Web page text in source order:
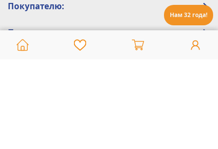
Нам 32 года!
Покупателю:
Помощь: